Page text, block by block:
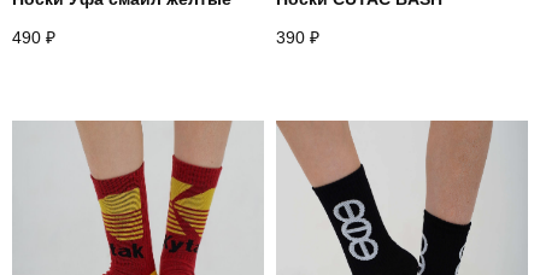
490 ₽
390 ₽
webius.pro
*запрещено на территории РФ